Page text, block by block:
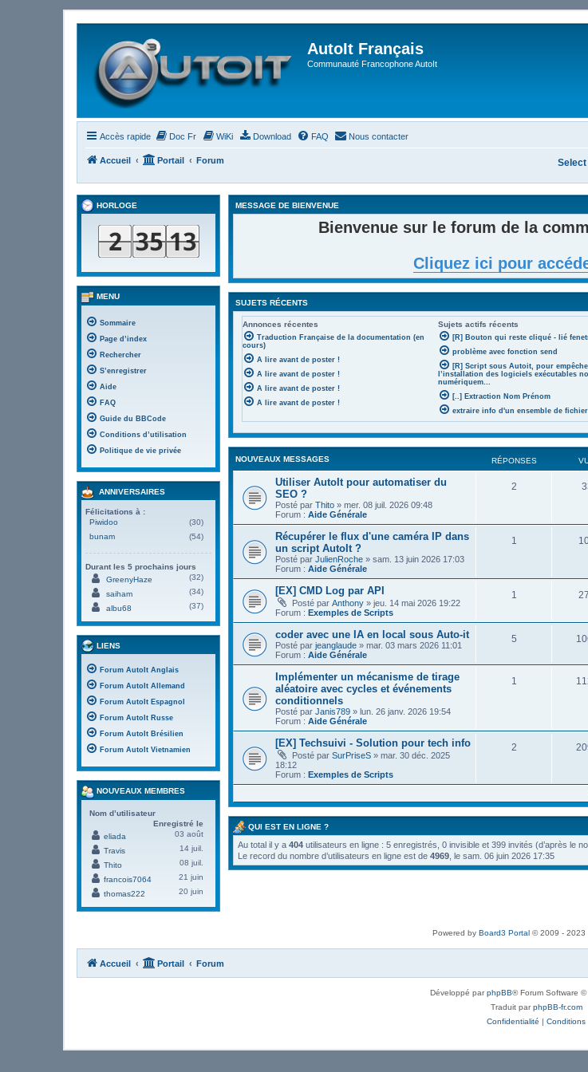
AutoIt Français
Communauté Francophone AutoIt
Accès rapide Doc Fr WiKi Download FAQ Nous contacter
Accueil Portail Forum Select
MESSAGE DE BIENVENUE
Bienvenue sur le forum de la
Cliquez ici pour
SUJETS RÉCENTS
Annonces récentes Sujets actifs récents
Traduction Française de la documentation (en
cours)
A lire avant de poster !
A lire avant de poster !
A lire avant de poster !
A lire avant de poster !
[R] Bouton qui reste cliqué - lié
problème avec fonction send
[R] Script sous Autoit, pour
l’installation des logiciels exécutables
numériquem...
[..] Extraction Nom Prénom
extraire info d'un ensemble de fichier
NOUVEAUX MESSAGES RÉPONSES
Utiliser AutoIt pour automatiser du
SEO ?
Posté par Thito » mer. 08 juil. 2026 09:48
Forum : Aide Générale
2
Récupérer le flux d'une caméra IP dans
un script AutoIt ?
Posté par JulienRoche » sam. 13 juin 2026 17:03
Forum : Aide Générale
1
[EX] CMD Log par API
Posté par Anthony » jeu. 14 mai 2026 19:22
Forum : Exemples de Scripts
1
coder avec une IA en local sous Auto-it
Posté par jeanglaude » mar. 03 mars 2026 11:01
Forum : Aide Générale
5
Implémenter un mécanisme de tirage
aléatoire avec cycles et événements
conditionnels
Posté par Janis789 » lun. 26 janv. 2026 19:54
Forum : Aide Générale
1
[EX] Techsuivi - Solution pour tech info
Posté par SurPriseS » mar. 30 déc. 2025
18:12
Forum : Exemples de Scripts
2
QUI EST EN LIGNE ?
Au total il y a 404 utilisateurs en ligne : 5 enregistrés, 0 invisible et 399 invités (d’après le
Le record du nombre d’utilisateurs en ligne est de 4969 , le sam. 06 juin 2026 17:35
HORLOGE
MENU
Sommaire
Page d’index
Rechercher
S’enregistrer
Aide
FAQ
Guide du BBCode
Conditions d’utilisation
Politique de vie privée
ANNIVERSAIRES
Félicitations à :
Piwidoo
(30)
bunam
(54)
Durant les 5 prochains jours
GreenyHaze
(32)
saiham
(34)
albu68
(37)
LIENS
Forum AutoIt Anglais
Forum AutoIt Allemand
Forum AutoIt Espagnol
Forum AutoIt Russe
Forum AutoIt Brésilien
Forum AutoIt Vietnamien
NOUVEAUX MEMBRES
Nom d’utilisateur
Enregistré le
eliada
03 août
Travis
14 juil.
Thito
08 juil.
francois7064
21 juin
thomas222
20 juin
Powered by Board3 Portal© 2009 - 2023
Accueil Portail Forum
Développé parphpBB® Forum Software ©
Traduit parphpBB-fr.com
Confidentialité | Conditions